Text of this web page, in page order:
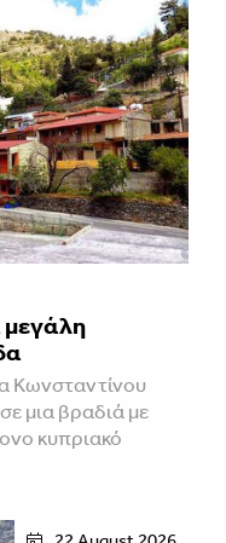
μεγάλη
Κωνσταντίνου
μια βραδιά με
κυπριακό